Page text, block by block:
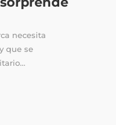
necesita
que se